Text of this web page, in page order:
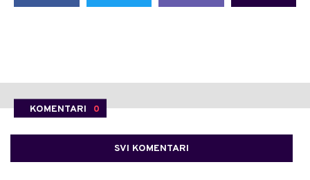
KOMENTARI 0
SVI KOMENTARI